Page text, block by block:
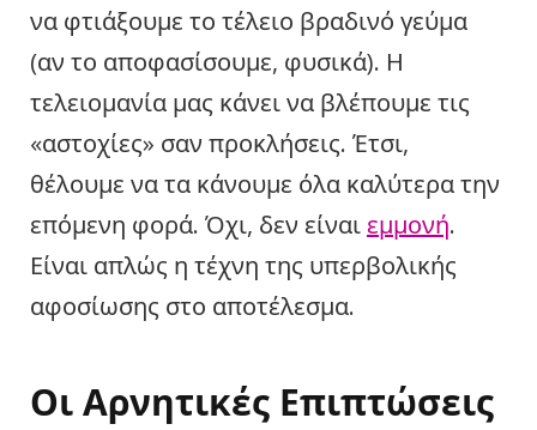
να φτιάξουμε το τέλειο βραδινό γεύμα
(αν το αποφασίσουμε, φυσικά). Η
τελειομανία μας κάνει να βλέπουμε τις
«αστοχίες» σαν προκλήσεις. Έτσι,
θέλουμε να τα κάνουμε όλα καλύτερα την
επόμενη φορά. Όχι, δεν είναι εμμονή.
Είναι απλώς η τέχνη της υπερβολικής
αφοσίωσης στο αποτέλεσμα.
Οι Αρνητικές Επιπτώσεις